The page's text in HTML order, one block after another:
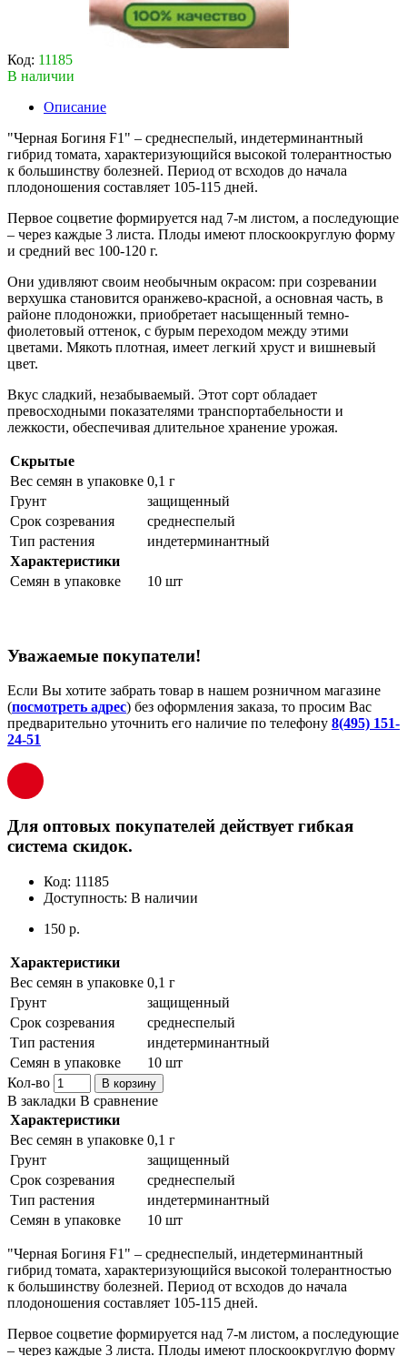
Код: 11185
В наличии
Описание
"Черная Богиня F1" – среднеспелый, индетерминантный
гибрид томата, характеризующийся высокой толерантностью
к большинству болезней. Период от всходов до начала
плодоношения составляет 105-115 дней.
Первое соцветие формируется над 7-м листом, а последующие
– через каждые 3 листа. Плоды имеют плоскоокруглую форму
и средний вес 100-120 г.
Они удивляют своим необычным окрасом: при созревании
верхушка становится оранжево-красной, а основная часть, в
районе плодоножки, приобретает насыщенный темно-
фиолетовый оттенок, с бурым переходом между этими
цветами. Мякоть плотная, имеет легкий хруст и вишневый
цвет.
Вкус сладкий, незабываемый. Этот сорт обладает
превосходными показателями транспортабельности и
лежкости, обеспечивая длительное хранение урожая.
Скрытые
Вес семян в упаковке 0,1 г
Грунт
защищенный
Срок созревания
среднеспелый
Тип растения
индетерминантный
Характеристики
Семян в упаковке
10 шт
Уважаемые покупатели!
Если Вы хотите забрать товар в нашем розничном магазине
(посмотреть адрес) без оформления заказа, то просим Вас
предварительно уточнить его наличие по телефону 8(495) 151-
24-51
Для оптовых покупателей действует гибкая
система скидок.
Код: 11185
Доступность: В наличии
150 р.
Характеристики
Вес семян в упаковке 0,1 г
Грунт
защищенный
Срок созревания
среднеспелый
Тип растения
индетерминантный
Семян в упаковке
10 шт
Кол-во
В корзину
В закладки В сравнение
Характеристики
Вес семян в упаковке 0,1 г
Грунт
защищенный
Срок созревания
среднеспелый
Тип растения
индетерминантный
Семян в упаковке
10 шт
"Черная Богиня F1" – среднеспелый, индетерминантный
гибрид томата, характеризующийся высокой толерантностью
к большинству болезней. Период от всходов до начала
плодоношения составляет 105-115 дней.
Первое соцветие формируется над 7-м листом, а последующие
– через каждые 3 листа. Плоды имеют плоскоокруглую форму